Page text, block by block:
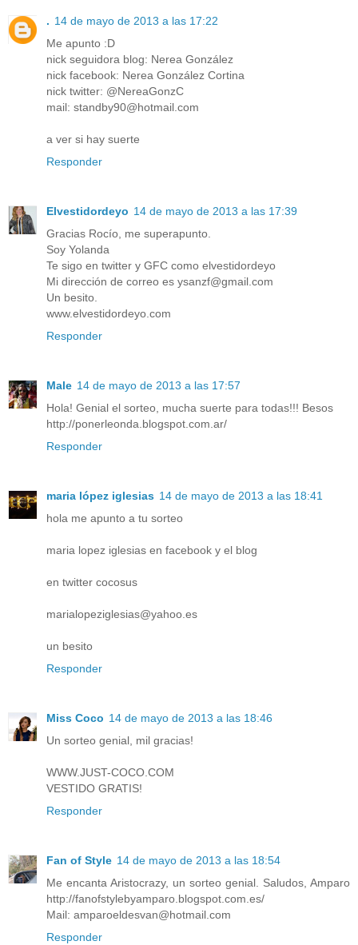
. 14 de mayo de 2013 a las 17:22
Me apunto :D
nick seguidora blog: Nerea González
nick facebook: Nerea González Cortina
nick twitter: @NereaGonzC
mail: standby90@hotmail.com
a ver si hay suerte
Responder
Elvestidordeyo 14 de mayo de 2013 a las 17:39
Gracias Rocío, me superapunto.
Soy Yolanda
Te sigo en twitter y GFC como elvestidordeyo
Mi dirección de correo es ysanzf@gmail.com
Un besito.
www.elvestidordeyo.com
Responder
Male 14 de mayo de 2013 a las 17:57
Hola! Genial el sorteo, mucha suerte para todas!!! Besos
http://ponerleonda.blogspot.com.ar/
Responder
maria lópez iglesias 14 de mayo de 2013 a las 18:41
hola me apunto a tu sorteo
maria lopez iglesias en facebook y el blog
en twitter cocosus
marialopeziglesias@yahoo.es
un besito
Responder
Miss Coco 14 de mayo de 2013 a las 18:46
Un sorteo genial, mil gracias!
WWW.JUST-COCO.COM
VESTIDO GRATIS!
Responder
Fan of Style 14 de mayo de 2013 a las 18:54
Me encanta Aristocrazy, un sorteo genial. Saludos, Amparo
http://fanofstylebyamparo.blogspot.com.es/
Mail: amparoeldesvan@hotmail.com
Responder